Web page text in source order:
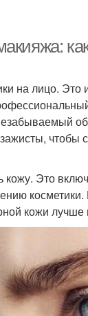
на лицо. Это
чтобы
Это
кожи